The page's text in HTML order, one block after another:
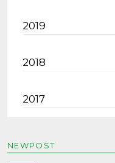
2019
2018
2017
NEWPOST